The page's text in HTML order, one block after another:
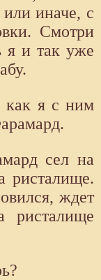
иначе, с
Смотри
я и так уже
как я с ним
сел на
ристалище.
ждет
ристалище